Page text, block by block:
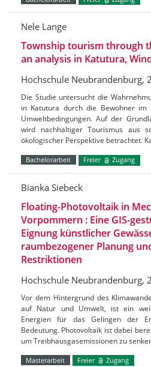
Nele Lange
Township tourism through
an analysis in Katutura,
Hochschule Neubrandenburg,
Die Studie untersucht die
in Katutura durch die Bewohner
Umweltbedingungen. Auf der
wird nachhaltiger Tourismus aus
ökologischer Perspektive betrachtet.
Bachelorarbeit Freier Zugang
Bianka Siebeck
Floating-Photovoltaik in
Vorpommern : Eine GIS-
Eignung künstlicher
raumbezogener Planung
Restriktionen
Hochschule Neubrandenburg,
Vor dem Hintergrund des
auf Natur und Umwelt, ist ein
Energien für das Gelingen der
Bedeutung. Photovoltaik ist dabei
um Treibhausgasemissionen zu
Masterarbeit Freier Zugang